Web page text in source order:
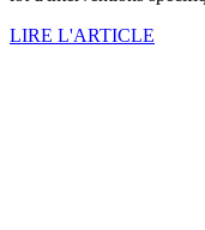
LIRE L'ARTICLE